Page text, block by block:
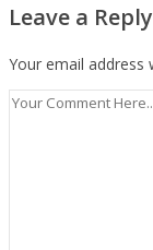
Leave a Reply
Your email address